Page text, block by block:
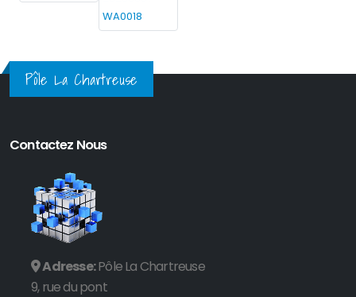
Pôle La Chartreuse
Contactez Nous
Adresse:Pôle La Chartreuse
9, rue du pont